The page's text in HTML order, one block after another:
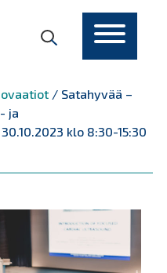
/ Satahyvää –
ja
klo 8:30-15:30